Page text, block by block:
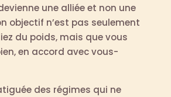
une alliée et non une
objectif n’est pas seulement
du poids, mais que vous
en accord avec vous-
des régimes qui ne